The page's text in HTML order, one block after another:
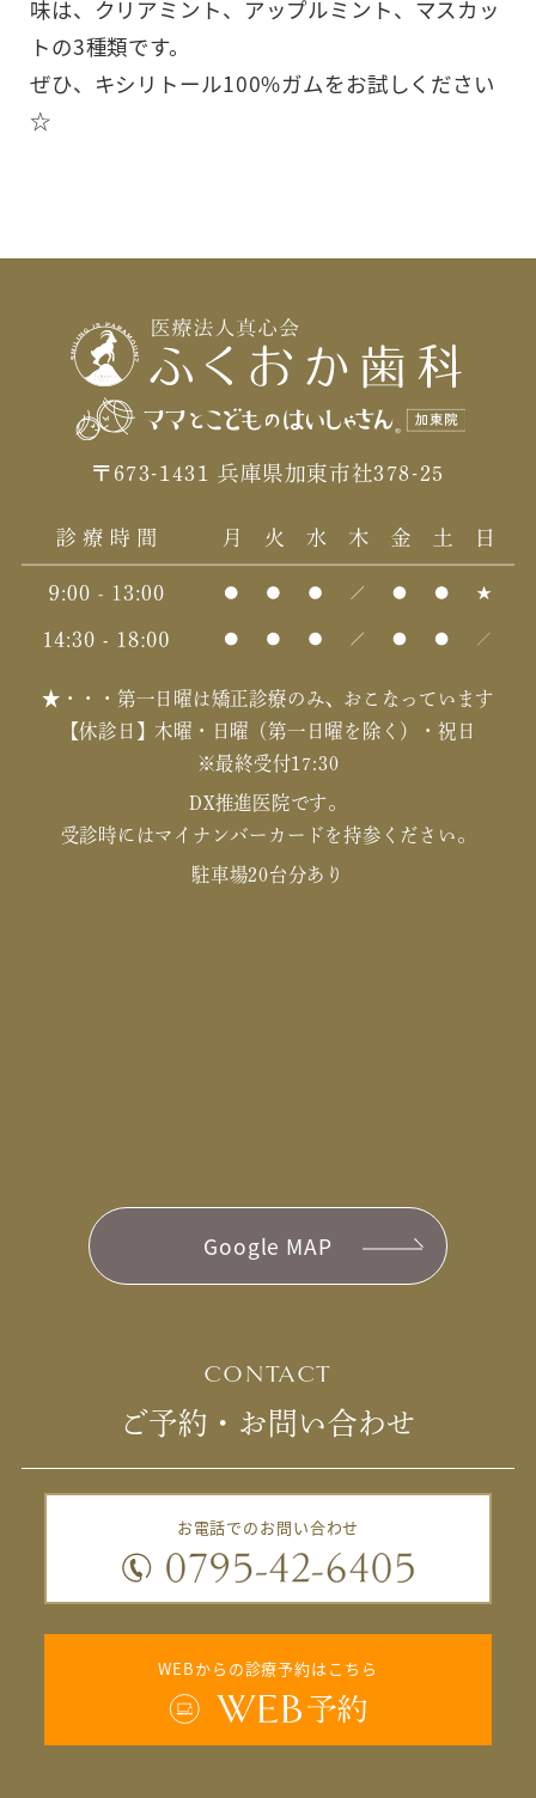
味は、クリアミント、アップルミント、マスカッ
トの3種類です。
ぜひ、キシリトール100%ガムをお試しください
☆
〒673-1431 兵庫県加東市社378-25
★・・・第一日曜は矯正診療のみ、おこなっています
【休診日】木曜・日曜（第一日曜を除く）・祝日
※最終受付17:30
DX推進医院です。
受診時にはマイナンバーカードを持参ください。
駐車場20台分あり
Google MAP
CONTACT
ご予約・お問い合わせ
お電話でのお問い合わせ
WEBからの診療予約はこちら